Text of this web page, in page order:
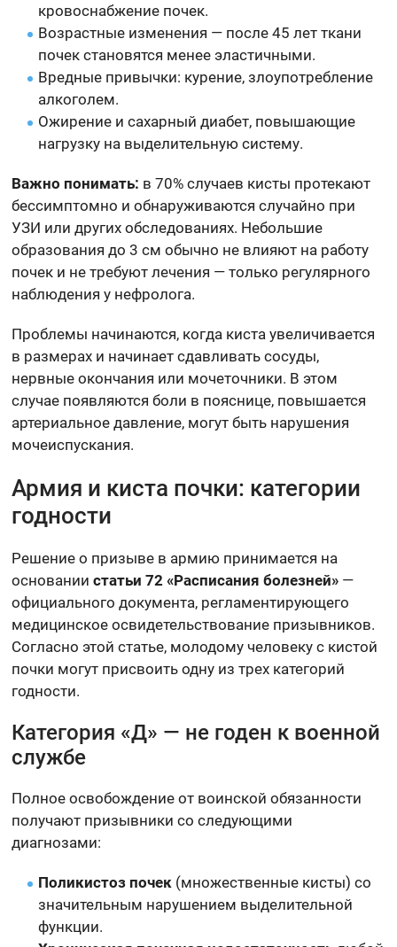
кровоснабжение почек.
Возрастные изменения — после 45 лет ткани
почек становятся менее эластичными.
Вредные привычки: курение, злоупотребление
алкоголем.
Ожирение и сахарный диабет, повышающие
нагрузку на выделительную систему.
Важно понимать: в 70% случаев кисты протекают
бессимптомно и обнаруживаются случайно при
УЗИ или других обследованиях. Небольшие
образования до 3 см обычно не влияют на работу
почек и не требуют лечения — только регулярного
наблюдения у нефролога.
Проблемы начинаются, когда киста увеличивается
в размерах и начинает сдавливать сосуды,
нервные окончания или мочеточники. В этом
случае появляются боли в пояснице, повышается
артериальное давление, могут быть нарушения
мочеиспускания.
Армия и киста почки: категории
годности
Решение о призыве в армию принимается на
основаниистатьи 72 «Расписания болезней» —
официального документа, регламентирующего
медицинское освидетельствование призывников.
Согласно этой статье, молодому человеку с кистой
почки могут присвоить одну из трех категорий
годности.
Категория «Д» — не годен к военной
службе
Полное освобождение от воинской обязанности
получают призывники со следующими
диагнозами:
Поликистоз почек (множественные кисты) со
значительным нарушением выделительной
функции.